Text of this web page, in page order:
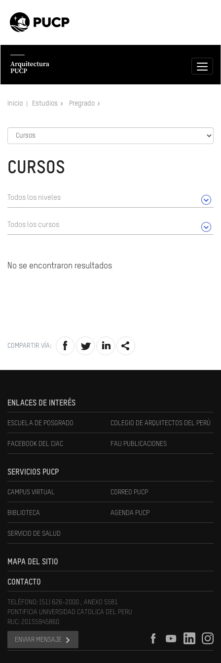
Inicio Estudios Pregrado
CURSOS
Todos los niveles
Todos los cursos
No se encontraron resultados
COMPARTIR VÍA:
ENLACES DE INTERÉS
ESCUELA DE POSGRADO COLEGIO DE ARQUITECTOS DEL PERÚ
FACEBOOK DEL CIAC FAU PUBLICACIONES
SERVICIOS PUCP
CAMPUS VIRTUAL CORREO PUCP
BIBLIOTECA AGENDA PUCP
SERVICIO DE SALUD
MAPA DEL SITIO
CONTACTO
TELÉFONO: (51) 626-2000 , ANEXO 5581
PONTIFICIA UNIVERSIDAD CATOLICA DEL PERU
RUC: 20155945860
ENVIAR MENSAJE